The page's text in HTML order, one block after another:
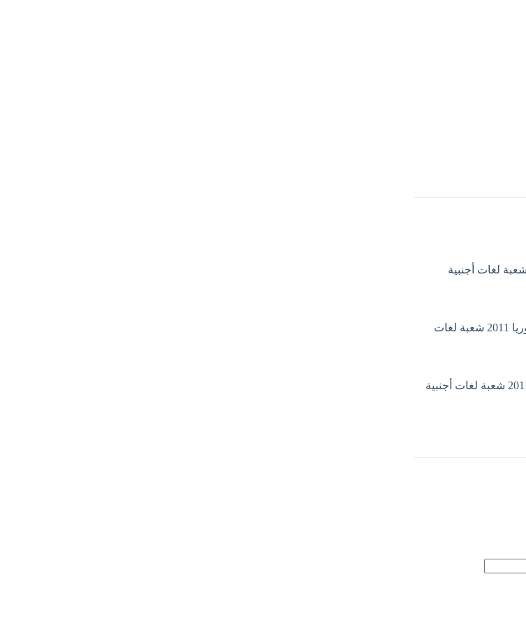
موضوع التاريخ و الجغرافيا بكالوريا 2011 شعبة لغات